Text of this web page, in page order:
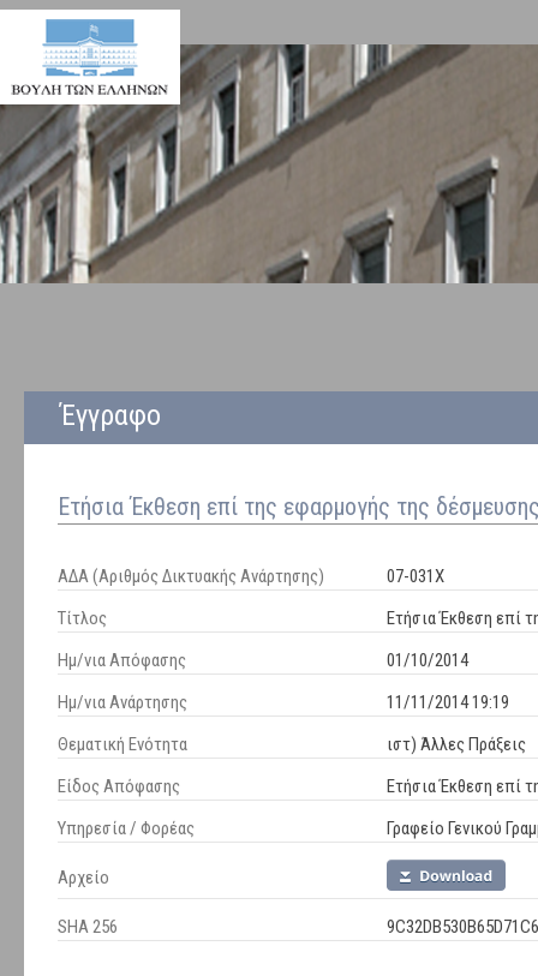
Έγγραφο
Ετήσια Έκθεση επί της εφαρμογής της
ΑΔΑ (Αριθμός Δικτυακής Ανάρτησης)
07-031Χ
Τίτλος
Ετήσια Έκθεση επί
Ημ/νια Απόφασης
01/10/2014
Ημ/νια Ανάρτησης
11/11/2014 19:19
Θεματική Ενότητα
ιστ) Άλλες Πράξεις
Είδος Απόφασης
Ετήσια Έκθεση επί
Υπηρεσία / Φορέας
Γραφείο Γενικού
Αρχείο
SHA 256